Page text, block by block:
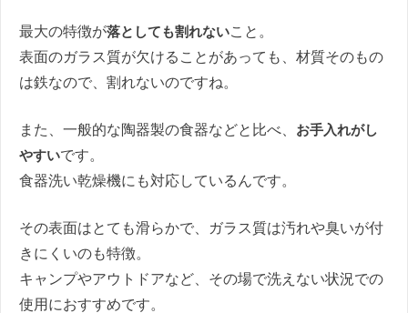
最大の特徴が落としても割れないこと。
表面のガラス質が欠けることがあっても、材質そのもの
は鉄なので、割れないのですね。
また、一般的な陶器製の食器などと比べ、 お手入れがし
やすいです。
食器洗い乾燥機にも対応しているんです。
その表面はとても滑らかで、ガラス質は汚れや臭いが付
きにくいのも特徴。
キャンプやアウトドアなど、その場で洗えない状況での
使用におすすめです。